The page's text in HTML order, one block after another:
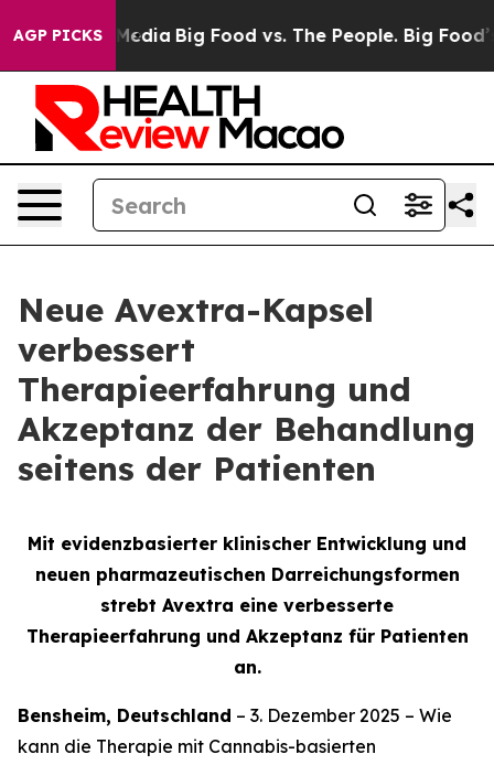
AGP PICKS
Media Big Food vs. The People. Big Food’s
Neue Avextra-Kapsel
verbessert
Therapieerfahrung und
Akzeptanz der Behandlung
seitens der Patienten
Mit evidenzbasierter klinischer Entwicklung und
neuen pharmazeutischen Darreichungsformen
strebt Avextra eine verbesserte
Therapieerfahrung und Akzeptanz für Patienten
an.
Bensheim, Deutschland – 3. Dezember 2025 – Wie
kann die Therapie mit Cannabis-basierten